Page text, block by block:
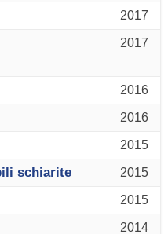
2017
2017
2016
2016
2015
2015
schiarite
2015
2014